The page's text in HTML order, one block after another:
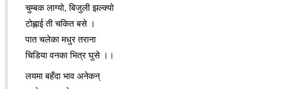
चुम्बक लाग्यो, बिजुली झल्क्यो
टोह्लाई ती चकित बसे ।
पात चलेका मधुर तराना
चिडिया वनका भित्र घुसे ।।
लयमा बहँदा भाव अनेकन्